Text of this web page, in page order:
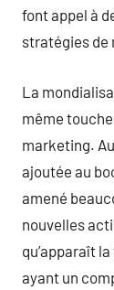
font appel à
stratégies de
La
même
marketing.
ajoutée au
amené
nouvelles
qu’apparaît
ayant un